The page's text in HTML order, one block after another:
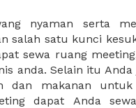
nyaman serta
salah satu kunci
sewa ruang
anda. Selain itu
dan makanan
dapat Anda
diatur susunan
ruangan.
berdasarkan corak
sesuai dengan
dengan
akan